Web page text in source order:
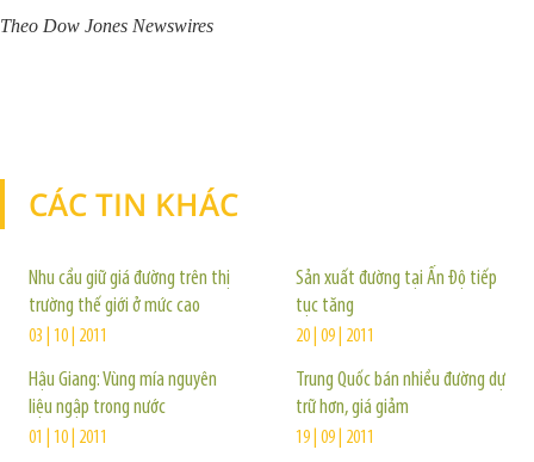
Theo Dow Jones Newswires
CÁC TIN KHÁC
Nhu cầu giữ giá đường trên thị
trường thế giới ở mức cao
03 | 10 | 2011
Hậu Giang: Vùng mía nguyên
liệu ngập trong nước
01 | 10 | 2011
Sản xuất đường tại Ấn Độ tiếp
tục tăng
20 | 09 | 2011
Trung Quốc bán nhiều đường dự
trữ hơn, giá giảm
19 | 09 | 2011